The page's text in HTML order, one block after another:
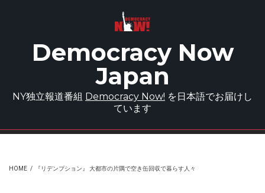
Democracy Now
Japan
NY独立報道番組 Democracy Now! を日本語でお届けし
ています
HOME / 『リデンプション』 大都市の片隅で空き缶回収で暮らす人々